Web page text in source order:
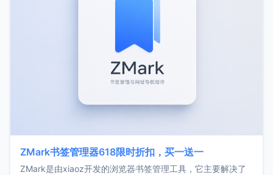
ZMark书签管理器618限时折扣，买一送一
ZMark是由xiaoz开发的浏览器书签管理工具，它主要解决了